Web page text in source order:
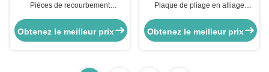
Pièces de recourbement
de matériel nickelé emboutissant
des pièces
Obtenez le meilleur prix
Plaque de pliage en alliage
Obtenez le meilleur prix